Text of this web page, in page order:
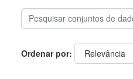
Ordenar por